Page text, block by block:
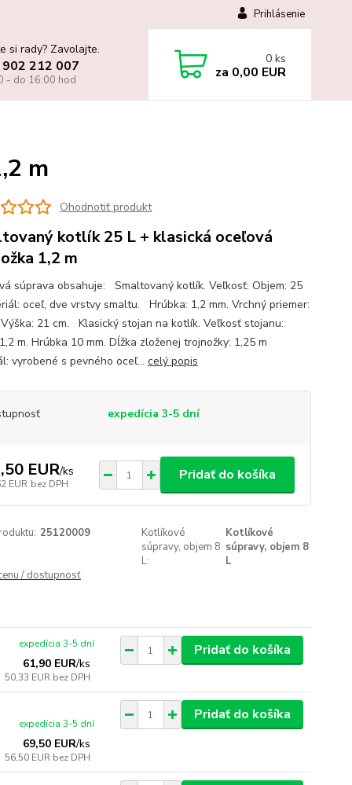
Prihlásenie
si rady? Zavolajte.
212 007
- do 16:00 hod
0 ks
za 0,00 EUR
m
Ohodnotiť produkt
kotlík 25 L + klasická oceľová
1,2 m
súprava obsahuje: Smaltovaný kotlík. Veľkosť: Objem: 25
oceľ, dve vrstvy smaltu. Hrúbka: 1,2 mm. Vrchný priemer:
21 cm. Klasický stojan na kotlík. Veľkosť stojanu:
m. Hrúbka 10 mm. Dĺžka zloženej trojnožky: 1,25 m
vyrobené s pevného oceľ... celý popis
expedícia 3-5 dní
EUR/ks
EUR bez DPH
Pridať do košíka
25120009
Kotlíkové
súpravy, objem 8
L:
Kotlíkové
súpravy, objem 8
L
/ dostupnosť
61,90 EUR/ks
50,33 EUR bez DPH
expedícia 3-5 dní Pridať do košíka
69,50 EUR/ks
56,50 EUR bez DPH
expedícia 3-5 dní
Pridať do košíka